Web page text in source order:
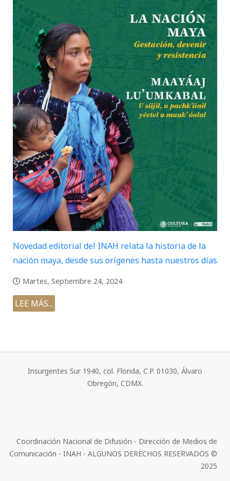
Novedad editorial del INAH relata la historia de la
nación maya, desde sus orígenes hasta nuestros días
Martes, Septiembre 24, 2024
LEE MÁS...
Insurgentes Sur 1940, col. Florida, C.P. 01030, Álvaro
Obregón, CDMX.
Coordinación Nacional de Difusión - Dirección de Medios de
Comunicación - INAH - ALGUNOS DERECHOS RESERVADOS ©
2025